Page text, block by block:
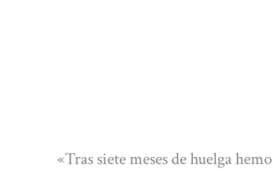
«Tras siete meses de huelga